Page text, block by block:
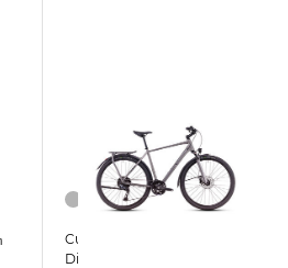
Cube | Trekkingrad
Diamantrahmen